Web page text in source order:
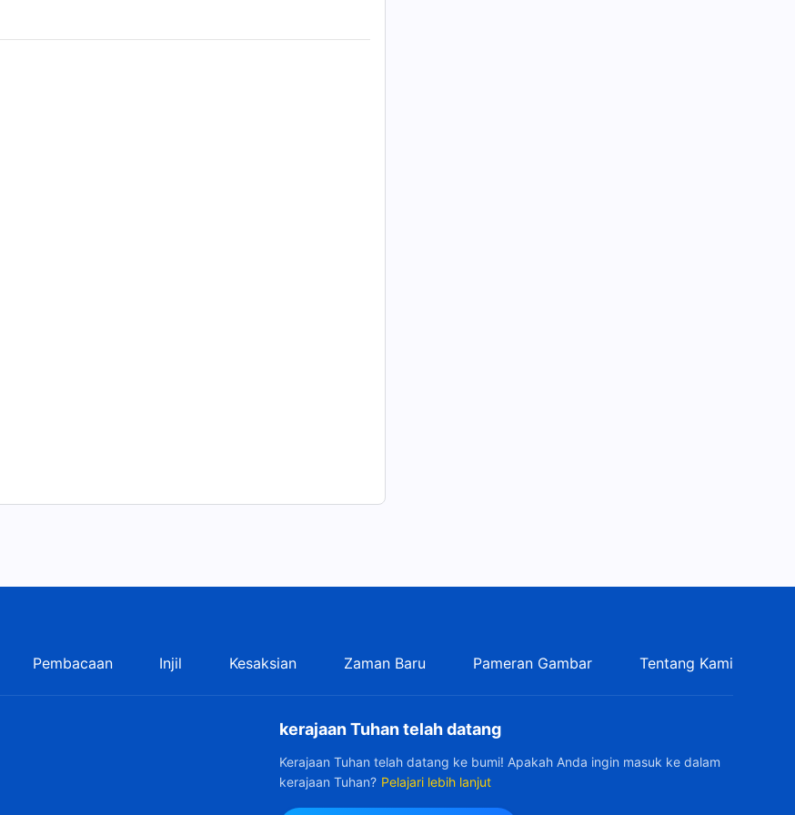
dan bahwa Yesus dapat dibangkitkan dari
engkau tidak akan pernah mengatakan bahwa
pengenalan semacam ini, dan semakin banyak
Pembacaan Injil Kesaksian Zaman Baru Pameran Gambar Tentang Kami
kerajaan Tuhan telah datang
Kerajaan Tuhan telah datang ke bumi! Apakah Anda ingin masuk ke dalam
kerajaan Tuhan? Pelajari lebih lanjut